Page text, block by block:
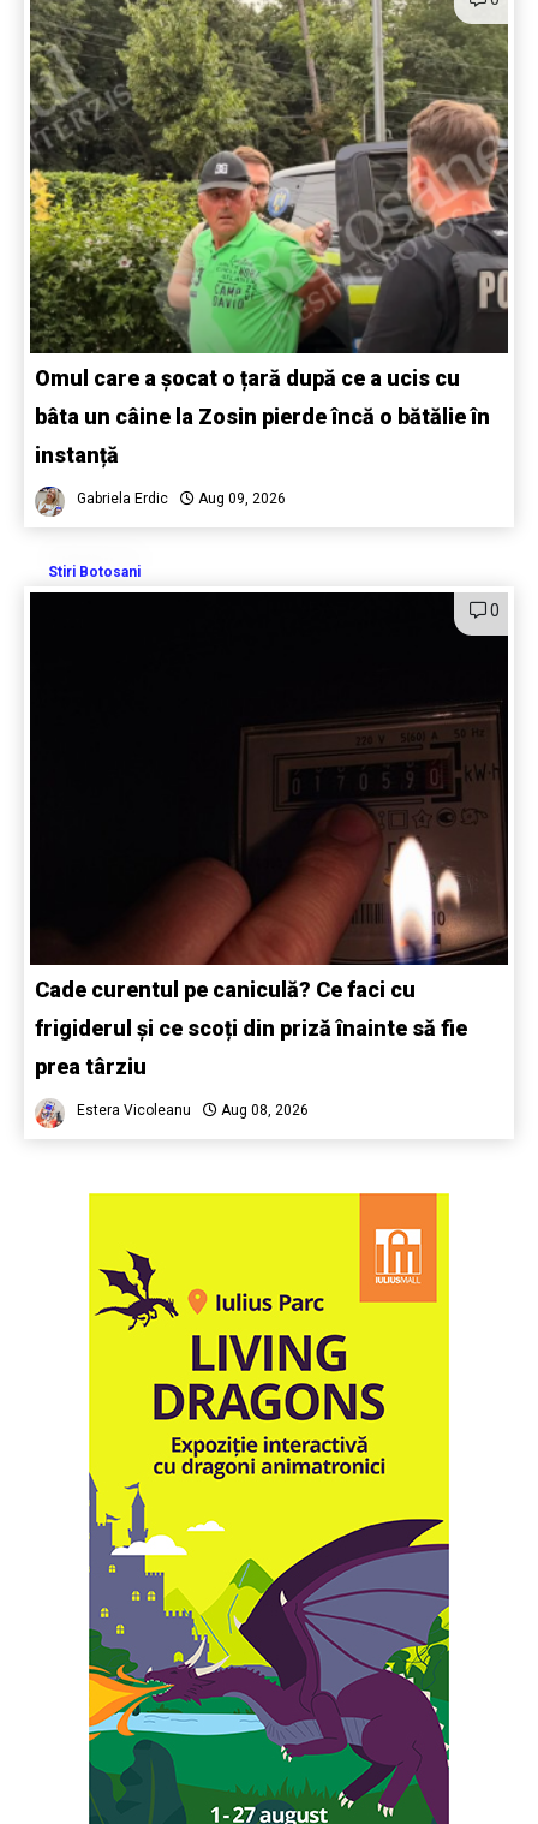
Omul care a șocat o țară după ce a ucis cu
bâta un câine la Zosin pierde încă o bătălie în
instanță
Gabriela Erdic Aug 09, 2026
Stiri Botosani
0
Cade curentul pe caniculă? Ce faci cu
frigiderul și ce scoți din priză înainte să fie
prea târziu
Estera Vicoleanu Aug 08, 2026